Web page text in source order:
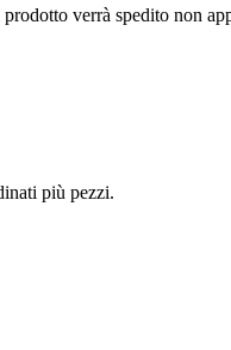
verrà spedito non
più pezzi.